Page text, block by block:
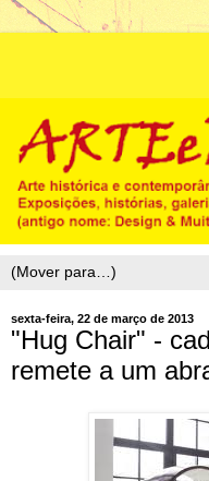
sexta-feira, 22 de março de 2013
"Hug Chair" -
remete a um